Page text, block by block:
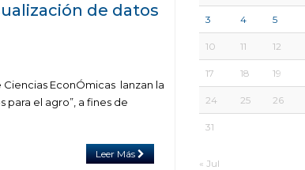
de datos
EconÓmicas lanzan la
para el agro”, a fines de
Leer Más
3 4 5
10 11 12
17 18 19
24 25 26
31
« Jul